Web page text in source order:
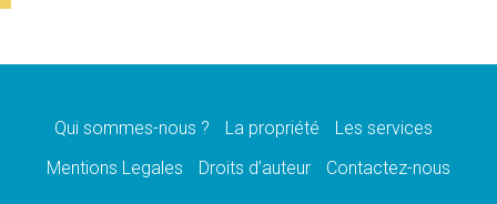
08.08.2026
08.08.2026
catholiques
Qui sommes-nous ? La propriété
Les services
Mentions Legales
Droits d’auteur Contactez-nous